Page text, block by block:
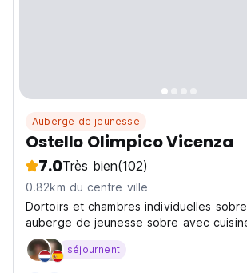
Auberge de jeunesse
Ostello Olimpico Vicenza
7.0Très bien(102)
0.82km du centre ville
Dortoirs et chambres individuelles
auberge de jeunesse sobre avec
laverie libre-service.
séjournent